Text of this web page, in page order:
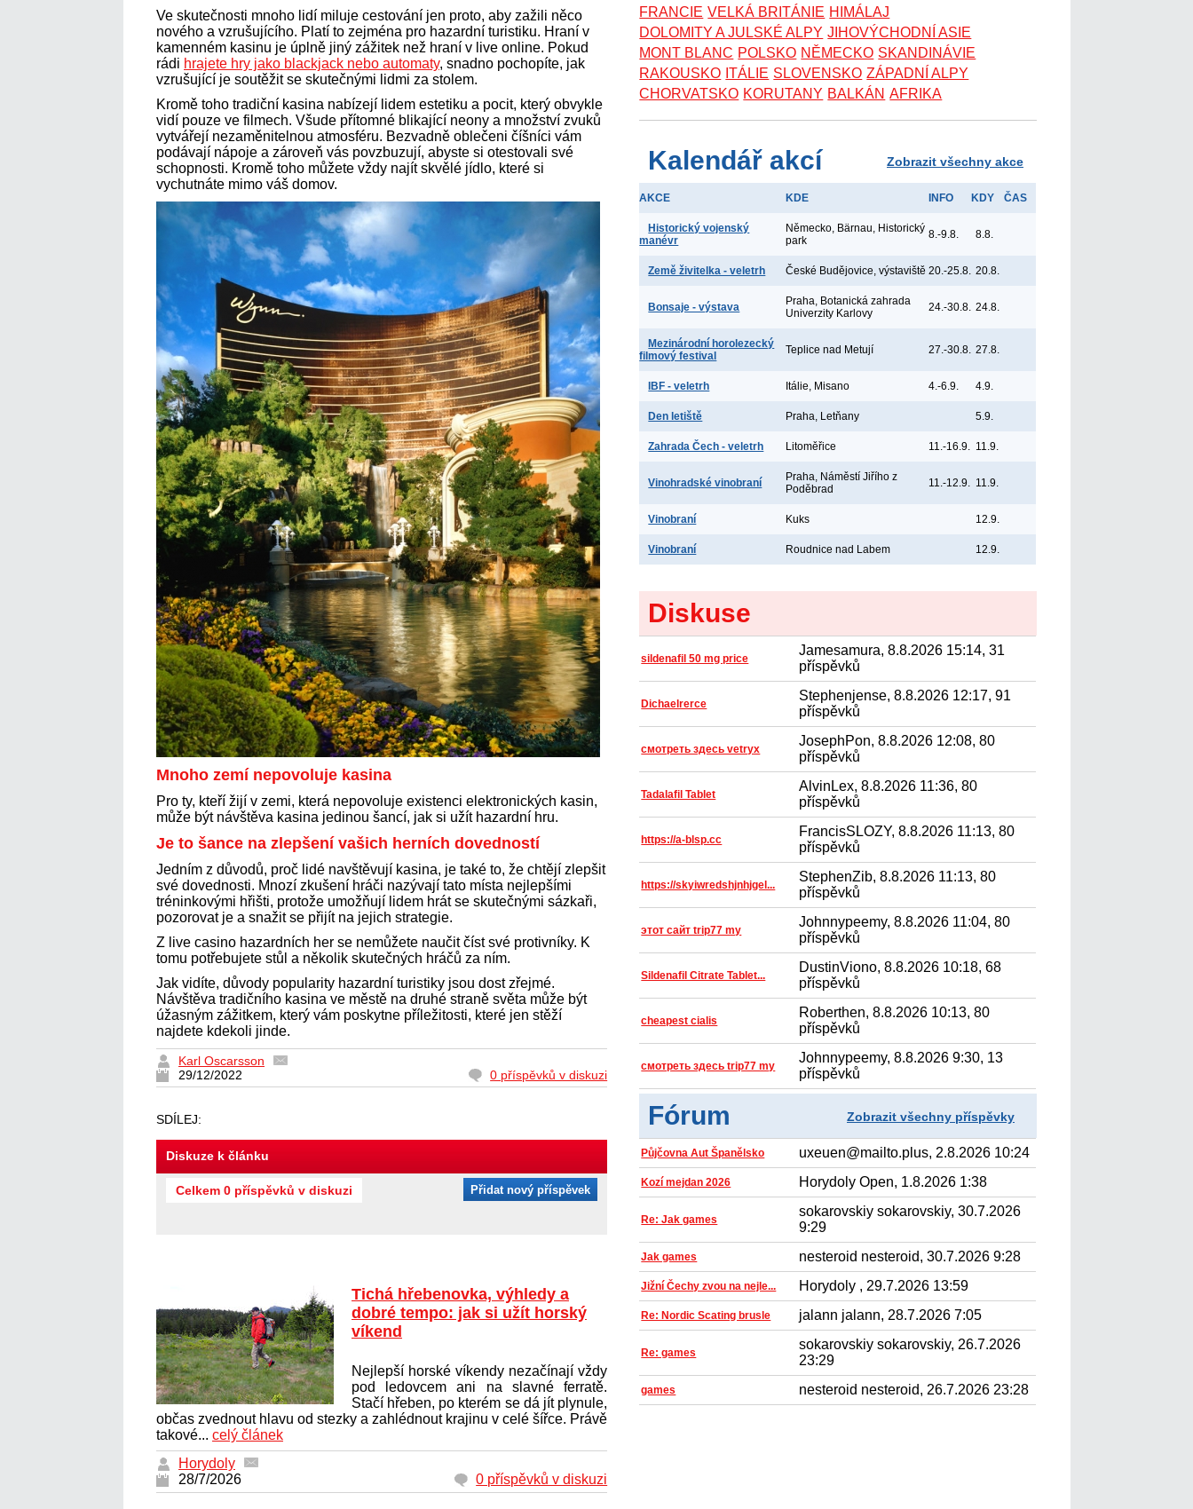
Ve skutečnosti mnoho lidí miluje cestování jen proto, aby zažili něco
nového a vzrušujícího. Platí to zejména pro hazardní turistiku. Hraní v
kamenném kasinu je úplně jiný zážitek než hraní v live online. Pokud
rádi hrajete hry jako blackjack nebo automaty, snadno pochopíte, jak
vzrušující je soutěžit se skutečnými lidmi za stolem.
Kromě toho tradiční kasina nabízejí lidem estetiku a pocit, který obvykle
vidí pouze ve filmech. Všude přítomné blikající neony a množství zvuků
vytvářejí nezaměnitelnou atmosféru. Bezvadně oblečeni číšníci vám
podávají nápoje a zároveň vás povzbuzují, abyste si otestovali své
schopnosti. Kromě toho můžete vždy najít skvělé jídlo, které si
vychutnáte mimo váš domov.
Mnoho zemí nepovoluje kasina
Pro ty, kteří žijí v zemi, která nepovoluje existenci elektronických kasin,
může být návštěva kasina jedinou šancí, jak si užít hazardní hru.
Je to šance na zlepšení vašich herních dovedností
Jedním z důvodů, proč lidé navštěvují kasina, je také to, že chtějí zlepšit
své dovednosti. Mnozí zkušení hráči nazývají tato místa nejlepšími
tréninkovými hřišti, protože umožňují lidem hrát se skutečnými sázkaři,
pozorovat je a snažit se přijít na jejich strategie.
Z live casino hazardních her se nemůžete naučit číst své protivníky. K
tomu potřebujete stůl a několik skutečných hráčů za ním.
Jak vidíte, důvody popularity hazardní turistiky jsou dost zřejmé.
Návštěva tradičního kasina ve městě na druhé straně světa může být
úžasným zážitkem, který vám poskytne příležitosti, které jen stěží
najdete kdekoli jinde.
Karl Oscarsson
29/12/2022
0 příspěvků v diskuzi
SDÍLEJ:
Diskuze k článku
Celkem 0 příspěvků v diskuzi Přidat nový příspěvek
Tichá hřebenovka, výhledy a
dobré tempo: jak si užít horský
víkend
Nejlepší horské víkendy nezačínají vždy
pod ledovcem ani na slavné ferratě.
Stačí hřeben, po kterém se dá jít plynule,
občas zvednout hlavu od stezky a zahlédnout krajinu v celé šířce. Právě
takové... celý článek
Horydoly
28/7/2026
0 příspěvků v diskuzi
FRANCIE VELKÁ BRITÁNIE HIMÁLAJ
DOLOMITY A JULSKÉ ALPY JIHOVÝCHODNÍ ASIE
MONT BLANC POLSKO NĚMECKO SKANDINÁVIE
RAKOUSKO ITÁLIE SLOVENSKO ZÁPADNÍ ALPY
CHORVATSKO KORUTANY BALKÁN AFRIKA
Kalendář akcí Zobrazit všechny akce
AKCE KDE INFO KDY ČAS
Historický vojenský
manévr
Německo, Bärnau, Historický
park
8.-9.8. 8.8.
Země živitelka - veletrh České Budějovice, výstaviště 20.-25.8. 20.8.
Bonsaje - výstava
Praha, Botanická zahrada
Univerzity Karlovy
24.-30.8. 24.8.
Mezinárodní horolezecký
filmový festival
Teplice nad Metují 27.-30.8. 27.8.
IBF - veletrh Itálie, Misano 4.-6.9. 4.9.
Den letiště Praha, Letňany 5.9.
Zahrada Čech - veletrh Litoměřice 11.-16.9. 11.9.
Vinohradské vinobraní
Praha, Náměstí Jiřího z
Poděbrad
11.-12.9. 11.9.
Vinobraní Kuks 12.9.
Vinobraní Roudnice nad Labem 12.9.
Diskuse
sildenafil 50 mg price
Jamesamura, 8.8.2026 15:14, 31
příspěvků
Dichaelrerce
Stephenjense, 8.8.2026 12:17, 91
příspěvků
смотреть здесь vetryx
JosephPon, 8.8.2026 12:08, 80
příspěvků
Tadalafil Tablet
AlvinLex, 8.8.2026 11:36, 80
příspěvků
https://a-blsp.cc
FrancisSLOZY, 8.8.2026 11:13, 80
příspěvků
https://skyiwredshjnhjgel...
StephenZib, 8.8.2026 11:13, 80
příspěvků
этот сайт trip77 my
Johnnypeemy, 8.8.2026 11:04, 80
příspěvků
Sildenafil Citrate Tablet...
DustinViono, 8.8.2026 10:18, 68
příspěvků
cheapest cialis
Roberthen, 8.8.2026 10:13, 80
příspěvků
смотреть здесь trip77 my
Johnnypeemy, 8.8.2026 9:30, 13
příspěvků
Fórum Zobrazit všechny příspěvky
Půjčovna Aut Španělsko uxeuen@mailto.plus, 2.8.2026 10:24
Kozí mejdan 2026 Horydoly Open, 1.8.2026 1:38
Re: Jak games
sokarovskiy sokarovskiy, 30.7.2026
9:29
Jak games nesteroid nesteroid, 30.7.2026 9:28
Jižní Čechy zvou na nejle... Horydoly , 29.7.2026 13:59
Re: Nordic Scating brusle jalann jalann, 28.7.2026 7:05
Re: games
sokarovskiy sokarovskiy, 26.7.2026
23:29
games nesteroid nesteroid, 26.7.2026 23:28